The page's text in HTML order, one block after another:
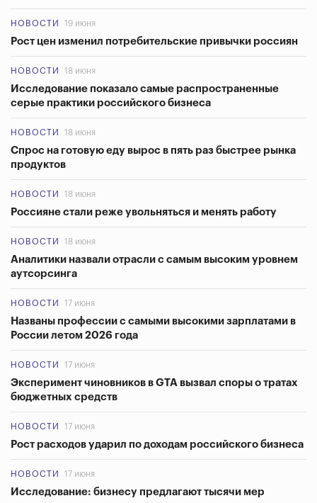
НОВОСТИ 19 июня
Рост цен изменил потребительские привычки россиян
НОВОСТИ 18 июня
Исследование показало самые распространенные
серые практики российского бизнеса
НОВОСТИ 18 июня
Спрос на готовую еду вырос в пять раз быстрее рынка
продуктов
НОВОСТИ 18 июня
Россияне стали реже увольняться и менять работу
НОВОСТИ 18 июня
Аналитики назвали отрасли с самым высоким уровнем
аутсорсинга
НОВОСТИ 17 июня
Названы профессии с самыми высокими зарплатами в
России летом 2026 года
НОВОСТИ 17 июня
Эксперимент чиновников в GTA вызвал споры о тратах
бюджетных средств
НОВОСТИ 17 июня
Рост расходов ударил по доходам российского бизнеса
НОВОСТИ 17 июня
Исследование: бизнесу предлагают тысячи мер